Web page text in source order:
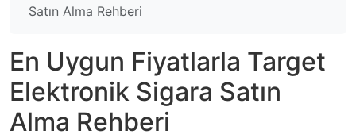
Satın Alma Rehberi
En Uygun Fiyatlarla Target
Elektronik Sigara Satın
Alma Rehberi